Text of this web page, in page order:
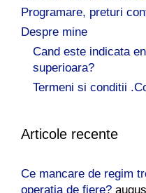
Programare, preturi
Despre mine
Cand este indicata
superioara?
Termeni si conditii
Articole recente
Ce mancare de regim
operatia de fiere?